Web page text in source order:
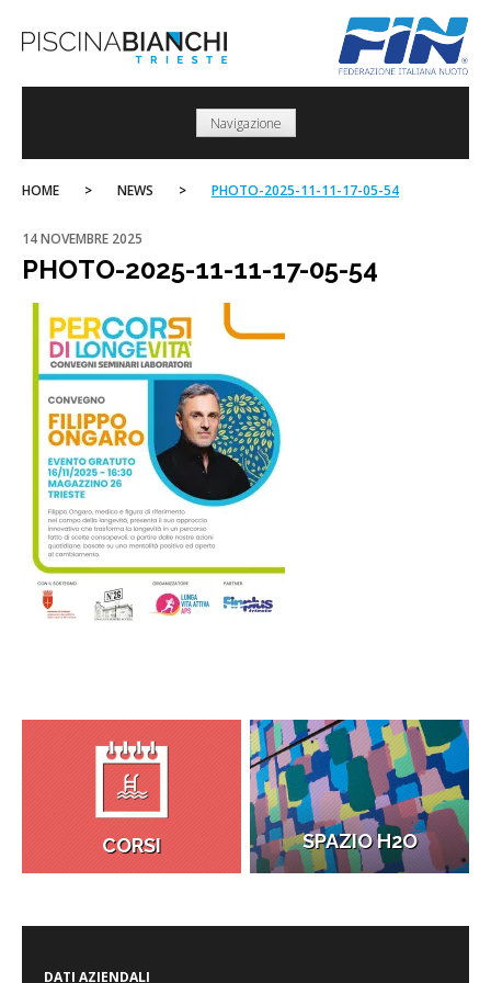
to
Navigazione
HOME > NEWS > PHOTO-2025-11-11-17-05-54
14 NOVEMBRE 2025
PHOTO-2025-11-11-17-05-54
CORSI SPAZIO H2O
DATI AZIENDALI